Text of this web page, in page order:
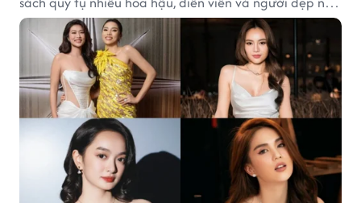
tiếng của showbiz Việt.